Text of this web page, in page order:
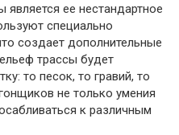
ее нестандартное
специально
создает дополнительные
трассы будет
то песок, то гравий, то
не только умения
к различным